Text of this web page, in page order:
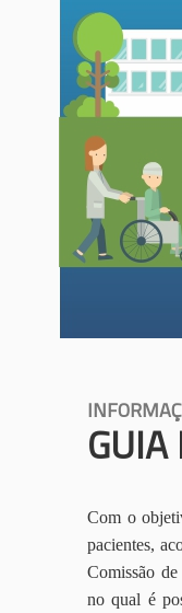
GUIA
Com o
pacientes,
Comissão
no qual é